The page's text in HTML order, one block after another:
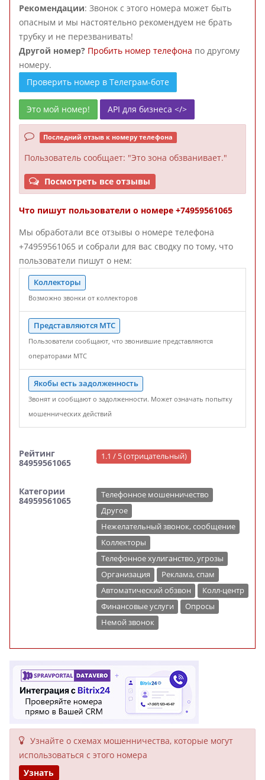
Рекомендации: Звонок с этого номера может быть
опасным и мы настоятельно рекомендуем не брать
трубку и не перезванивать!
Другой номер? Пробить номер телефона по другому
номеру.
Проверить номер в Телеграм-боте
Это мой номер! API для бизнеса </>
Последний отзыв к номеру телефона
Пользователь сообщает: "Это зона обзванивает."
Посмотреть все отзывы
Что пишут пользователи о номере +74959561065
Мы обработали все отзывы о номере телефона
+74959561065 и собрали для вас сводку по тому, что
пользователи пишут о нем:
Коллекторы
Возможно звонки от коллекторов
Представляются МТС
Пользователи сообщают, что звонившие представляются
операторами МТС
Якобы есть задолженность
Звонят и сообщают о задолженности. Может означать попытку
мошеннических действий
Рейтинг
84959561065
1.1 / 5 (отрицательный)
Категории
84959561065
Телефонное мошенничество
Другое
Нежелательный звонок, сообщение
Коллекторы
Телефонное хулиганство, угрозы
Организация
Реклама, спам
Автоматический обзвон
Колл-центр
Финансовые услуги
Опросы
Немой звонок
Узнайте о схемах мошенни­чества, кото­рые могут
исполь­зоваться с этого номера
Узнать